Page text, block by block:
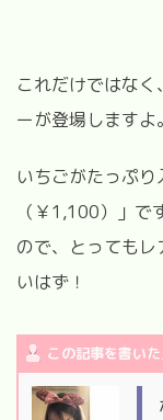
これだけではな
ーが登場しますよ。
いちごがたっぷ
（￥1,100）」で
ので、とっても
いはず！
この記事を書いた